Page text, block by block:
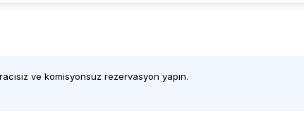
ve komisyonsuz rezervasyon yapın.